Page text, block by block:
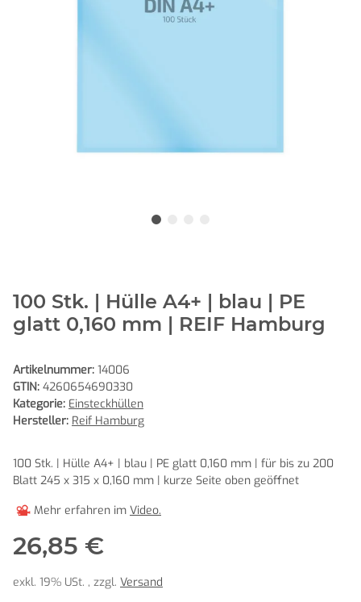
100 Stk. | Hülle A4+ | blau | PE
glatt 0,160 mm | REIF Hamburg
Artikelnummer: 14006
GTIN: 4260654690330
Kategorie: Einsteckhüllen
Hersteller: Reif Hamburg
100 Stk. | Hülle A4+ | blau | PE glatt 0,160 mm | für bis zu 200
Blatt 245 x 315 x 0,160 mm | kurze Seite oben geöffnet
Mehr erfahren im Video.
26,85 €
exkl. 19% USt. , zzgl. Versand